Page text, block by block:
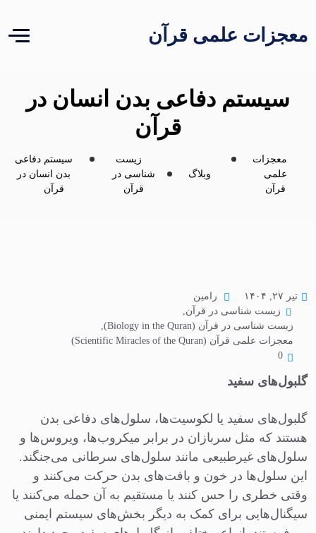
معجزات علمی قرآن
سیستم دفاعی بدن انسان در
قرآن
معجزات
علمی
قرآن
وبلاگ
زیست
شناسی در
قرآن
سیستم دفاعی
بدن انسان در
قرآن
تیر ۲۷, ۱۴۰۴
رامین
زیست شناسی در قرآن,
زیست شناسی در قرآن (Biology in the Quran)
,
معجزات علمی قرآن (Scientific Miracles of the Quran)
0
گلبول‌های سفید
گلبول‌های سفید یا لکوسیت‌ها، سلول‌های دفاعی بدن
هستند که مثل سربازان در برابر میکروب‌ها، ویروس‌ها و
سلول‌های غیرطبیعی مانند سلول‌های سرطانی می‌جنگند.
این سلول‌ها در خون و بافت‌های بدن حرکت می‌کنند و
وقتی خطری را حس کنند یا مستقیم به آن حمله می‌کنند یا
سیگنال‌هایی برای کمک به دیگر بخش‌های سیستم ایمنی